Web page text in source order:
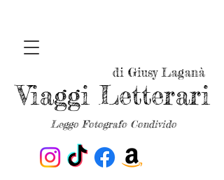
Leggo Fotografo Condivido
Viaggi Letterari
di Giusy Laganà